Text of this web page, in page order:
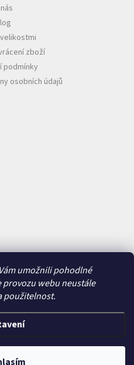
umožnili pohodlné
webu neustále
použitelnost.
zboží
podmínky
osobních údajů